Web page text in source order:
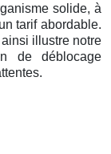
solide, à
tarif abordable.
illustre notre
de déblocage